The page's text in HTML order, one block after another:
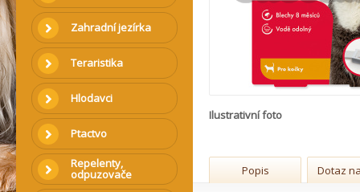
Zahradní jezírka
Teraristika
Hlodavci
Ptactvo
Repelenty,
odpuzovače
Ilustrativní foto
Popis Dotaz